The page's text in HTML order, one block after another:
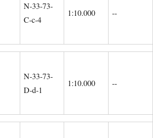
N-33-73-
C-c-4
1:10.000 --
N-33-73-
D-d-1
1:10.000 --